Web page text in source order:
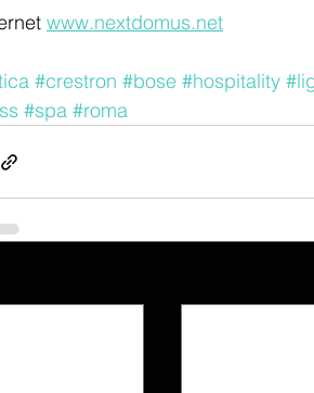
www.nextdomus.net
#crestron #bose #hospitality
#spa #roma